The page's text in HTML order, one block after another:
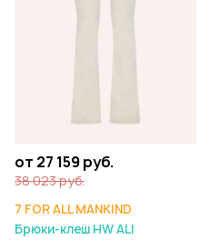
от 27 159 руб.
38 023 руб.
7 FOR ALL MANKIND
Брюки-клеш HW ALI